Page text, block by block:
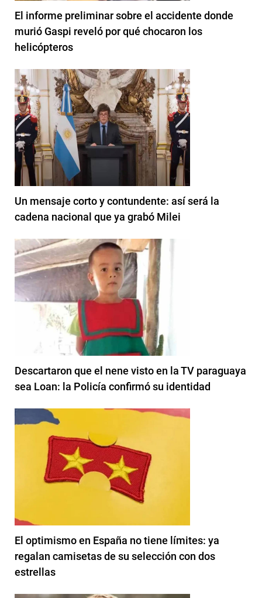
El informe preliminar sobre el accidente donde
murió Gaspi reveló por qué chocaron los
helicópteros
Un mensaje corto y contundente: así será la
cadena nacional que ya grabó Milei
Descartaron que el nene visto en la TV paraguaya
sea Loan: la Policía confirmó su identidad
El optimismo en España no tiene límites: ya
regalan camisetas de su selección con dos
estrellas